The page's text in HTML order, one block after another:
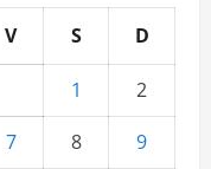
V S D
1
2
7 8
9